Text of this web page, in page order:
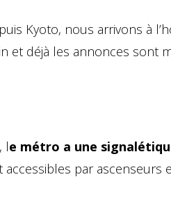
Kyoto, nous arrivons à
et déjà les annonces sont
le métro a une
par ascenseurs